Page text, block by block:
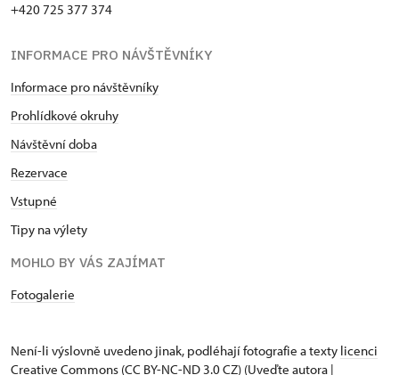
+420 725 377 374
INFORMACE PRO NÁVŠTĚVNÍKY
Informace pro návštěvníky
Prohlídkové okruhy
Návštěvní doba
Rezervace
Vstupné
Tipy na výlety
MOHLO BY VÁS ZAJÍMAT
Fotogalerie
Není-li výslovně uvedeno jinak, podléhají fotografie a texty licenci
Creative Commons (CC BY-NC-ND 3.0 CZ) (Uveďte autora |